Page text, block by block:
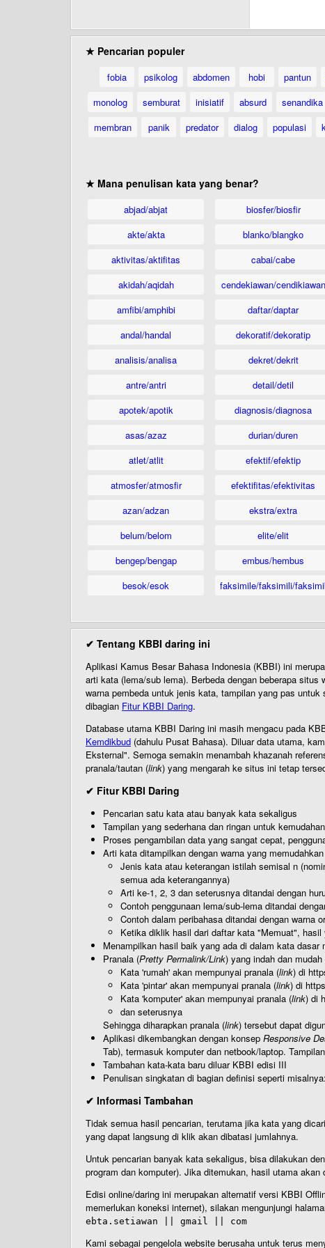
★ Pencarian populer
fobia psikolog abdomen hobi pantun
monolog
semburat inisiatif absurd senandika
membran
panik predator dialog populasi
★ Mana penulisan kata yang benar?
abjad/abjat
akte/akta
aktivitas/aktifitas
akidah/aqidah
amfibi/amphibi
andal/handal
analisis/analisa
antre/antri
apotek/apotik
asas/azaz
atlet/atlit
atmosfer/atmosfir
azan/adzan
belum/belom
bengep/bengap
besok/esok
biosfer/biosfir
blanko/blangko
cabai/cabe
cendekiawan/cendikiawan
daftar/daptar
dekoratif/dekoratip
dekret/dekrit
detail/detil
diagnosis/diagnosa
durian/duren
efektif/efektip
efektifitas/efektivitas
ekstra/extra
elite/elit
embus/hembus
faksimile/faksimili/faksimil
✔ Tentang KBBI daring ini
Aplikasi Kamus Besar Bahasa Indonesia (KBBI) ini
arti kata (lema/sub lema). Berbeda dengan beberapa situs
warna pembeda untuk jenis kata, tampilan yang pas
dibagian Fitur KBBI Daring.
Database utama KBBI Daring ini masih mengacu pada
Kemdikbud (dahulu Pusat Bahasa). Diluar data utama,
Eksternal". Semoga semakin menambah khazanah
pranala/tautan (link) yang mengarah ke situs ini tetap
✔ Fitur KBBI Daring
Pencarian satu kata atau banyak kata sekaligus
Tampilan yang sederhana dan ringan untuk
Proses pengambilan data yang sangat cepat,
Arti kata ditampilkan dengan warna yang
Jenis kata atau keterangan istilah semisal n
semua ada keterangannya)
Arti ke-1, 2, 3 dan seterusnya ditandai dengan
Contoh penggunaan lema/sub-lema ditandai
Contoh dalam peribahasa ditandai dengan warna
Ketika diklik hasil dari daftar kata "Memuat",
Menampilkan hasil baik yang ada di dalam kata
Pranala (Pretty Permalink/Link) yang indah dan
Kata 'rumah' akan mempunyai pranala (link) di
Kata 'pintar' akan mempunyai pranala (link) di
Kata 'komputer' akan mempunyai pranala (link) di
dan seterusnya
Sehingga diharapkan pranala (link) tersebut dapat
Aplikasi dikembangkan dengan konsep Responsive
Tab), termasuk komputer dan netbook/laptop.
Tambahan kata-kata baru diluar KBBI edisi III
Penulisan singkatan di bagian definisi seperti
✔ Informasi Tambahan
Tidak semua hasil pencarian, terutama jika kata yang
yang dapat langsung di klik akan dibatasi jumlahnya.
Untuk pencarian banyak kata sekaligus, bisa dilakukan
program dan komputer). Jika ditemukan, hasil utama
Edisi online/daring ini merupakan alternatif versi KBBI
memerlukan koneksi internet), silakan mengunjungi
ebta.setiawan || gmail || com
Kami sebagai pengelola website berusaha untuk terus